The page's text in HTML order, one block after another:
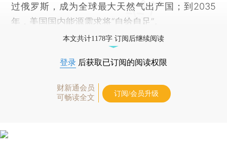
过俄罗斯，成为全球最大天然气出产国；到2035
年，美国国内能源需求将“自给自足”。
本文共计1178字 订阅后继续阅读
登录 后获取已订阅的阅读权限
财新通会员
可畅读全文
订阅/会员升级